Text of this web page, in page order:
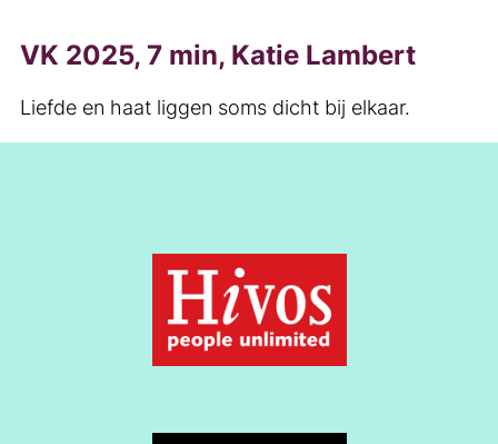
VK 2025, 7 min, Katie Lambert
Liefde en haat liggen soms dicht bij elkaar.